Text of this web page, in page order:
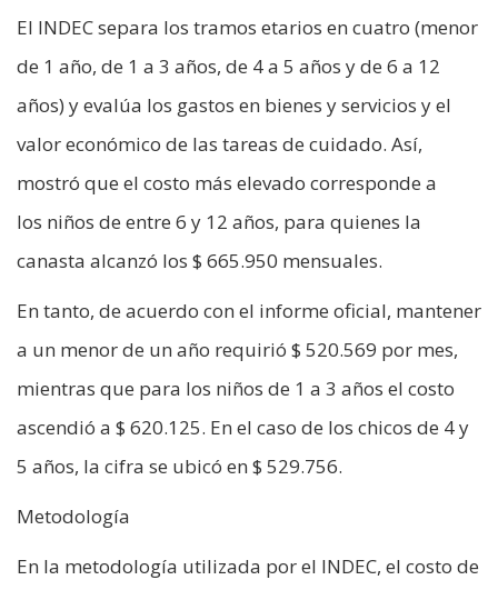
El INDEC separa los tramos etarios en cuatro (menor
de 1 año, de 1 a 3 años, de 4 a 5 años y de 6 a 12
años) y evalúa los gastos en bienes y servicios y el
valor económico de las tareas de cuidado. Así,
mostró que el costo más elevado corresponde a
los niños de entre 6 y 12 años, para quienes la
canasta alcanzó los $ 665.950 mensuales.
En tanto, de acuerdo con el informe oficial, mantener
a un menor de un año requirió $ 520.569 por mes,
mientras que para los niños de 1 a 3 años el costo
ascendió a $ 620.125. En el caso de los chicos de 4 y
5 años, la cifra se ubicó en $ 529.756.
Metodología
En la metodología utilizada por el INDEC, el costo de